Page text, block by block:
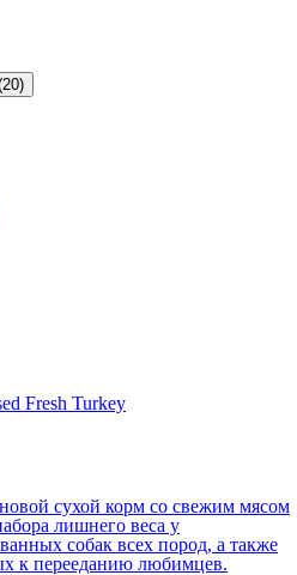
Fresh Turkey
сухой корм со свежим мясом
лишнего веса у
собак всех пород, а также
к перееданию любимцев.